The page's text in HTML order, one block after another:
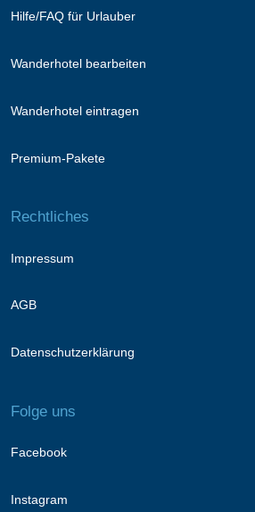
Hilfe/FAQ für Urlauber
Wanderhotel bearbeiten
Wanderhotel eintragen
Premium-Pakete
Rechtliches
Impressum
AGB
Datenschutzerklärung
Folge uns
Facebook
Instagram